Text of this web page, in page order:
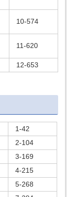
10-574
11-620
12-653
1-42
2-104
3-169
4-215
5-268